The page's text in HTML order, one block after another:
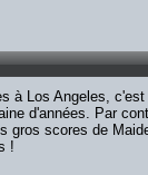
à Los Angeles,
d'années. Par
gros scores de
!